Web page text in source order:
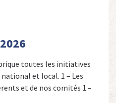
toutes les initiatives
et local. 1 – Les
et de nos comités 1 –